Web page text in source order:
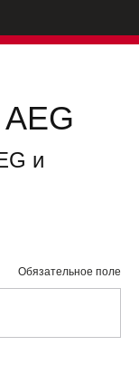
и
Обязательное поле